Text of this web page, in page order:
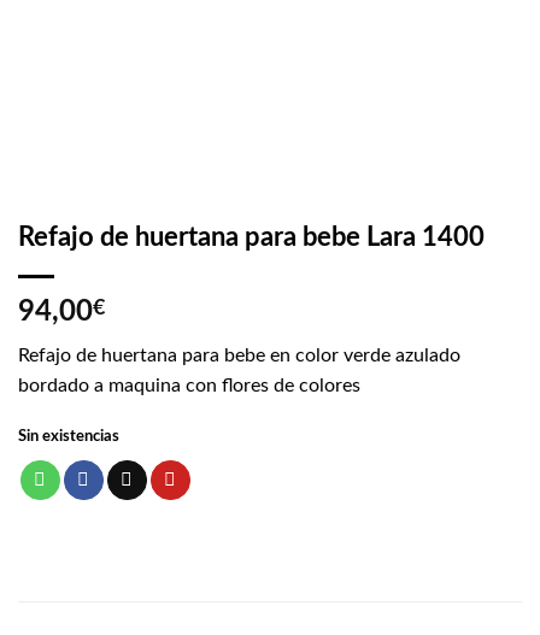
Refajo de huertana para bebe Lara 1400
94,00€
Refajo de huertana para bebe en color verde azulado
bordado a maquina con flores de colores
Sin existencias